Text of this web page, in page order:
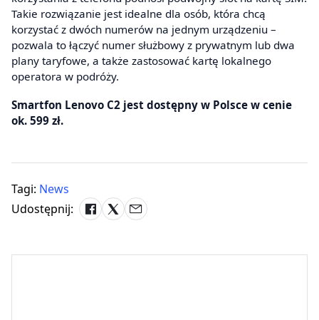
Takie rozwiązanie jest idealne dla osób, która chcą
korzystać z dwóch numerów na jednym urządzeniu –
pozwala to łączyć numer służbowy z prywatnym lub dwa
plany taryfowe, a także zastosować kartę lokalnego
operatora w podróży.
Smartfon Lenovo C2 jest dostępny w Polsce w cenie
ok. 599 zł.
Tagi: News
Udostępnij: